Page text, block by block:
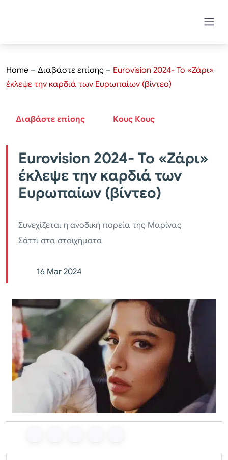
Home – Διαβάστε επίσης – Eurovision 2024- Το «Ζάρι»
έκλεψε την καρδιά των Ευρωπαίων (βίντεο)
Διαβάστε επίσης Κους Κους
Eurovision 2024- Το «Ζάρι»
έκλεψε την καρδιά των
Ευρωπαίων (βίντεο)
Συνεχίζεται η ανοδική πορεία της Μαρίνας
Σάττι στα στοιχήματα
16 Mar 2024